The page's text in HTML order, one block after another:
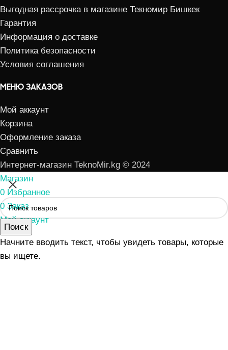
Выгодная рассрочка в магазине Текномир Бишкек
Гарантия
Информация о доставке
Политика безопасности
Условия соглашения
МЕНЮ ЗАКАЗОВ
Мой аккаунт
Корзина
Оформление заказа
Сравнить
Интернет-магазин TeknoMir.kg © 2024
Поиск
Начните вводить текст, чтобы увидеть товары, которые
вы ищете.
Магазин
0 Избранное
0 Заказ
Мой аккаунт